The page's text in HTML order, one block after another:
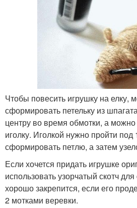
Чтобы повесить игрушку на елку,
сформировать петельку из
центру во время обмотки, а можно
иголку. Иголкой нужно пройти под
сформировать петлю, а затем
Если хочется придать игрушке
использовать узорчатый скотч
хорошо закрепится, если его
2 мотками веревки.